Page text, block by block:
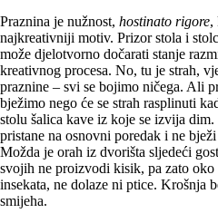
Praznina je nužnost, hostinato rigore,
najkreativniji motiv. Prizor stola i
može djelotvorno dočarati stanje
kreativnog procesa. No, tu je strah,
praznine – svi se bojimo ničega. Ali
bježimo nego će se strah rasplinuti
stolu šalica kave iz koje se izvija
pristane na osnovni poredak i ne
Možda je orah iz dvorišta sljedeći
svojih ne proizvodi kisik, pa zato oko
insekata, ne dolaze ni ptice. Krošnja
smijeha.